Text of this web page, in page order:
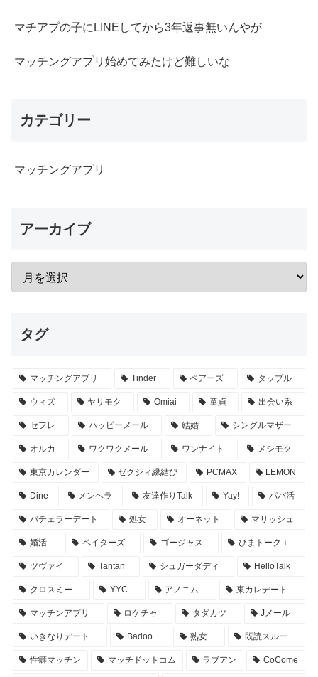
マチアプの子にLINEしてから3年返事無いんやが
マッチングアプリ始めてみたけど難しいな
カテゴリー
マッチングアプリ
アーカイブ
タグ
マッチングアプリ Tinder ペアーズ タップル
ウィズ ヤリモク Omiai 童貞 出会い系
セフレ ハッピーメール 結婚 シングルマザー
オルカ ワクワクメール ワンナイト メシモク
東京カレンダー ゼクシィ縁結び PCMAX LEMON
Dine メンヘラ 友達作りTalk Yay! パパ活
バチェラーデート 処女 オーネット マリッシュ
婚活 ペイターズ ゴージャス ひまトーク＋
ツヴァイ Tantan シュガーダディ HelloTalk
クロスミー YYC アノニム 東カレデート
マッチンアプリ ロケチャ タダカツ Jメール
いきなりデート Badoo 熟女 既読スルー
性癖マッチン マッチドットコム ラブアン CoCome